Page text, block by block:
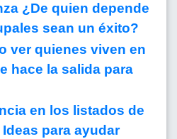
¿De quien depende
sean un éxito?
ver quienes viven en
hace la salida para
en los listados de
para ayudar